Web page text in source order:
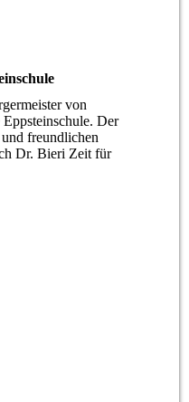
von
Der
freundlichen
Dr. Bieri Zeit für